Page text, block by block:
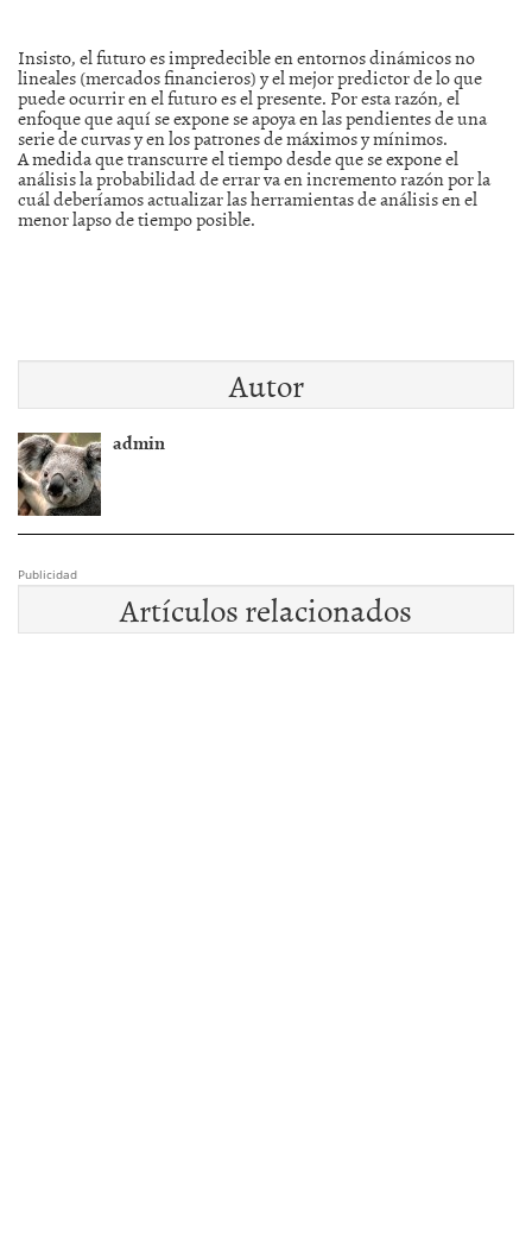
Insisto, el futuro es impredecible en entornos dinámicos no
lineales (mercados financieros) y el mejor predictor de lo que
puede ocurrir en el futuro es el presente. Por esta razón, el
enfoque que aquí se expone se apoya en las pendientes de una
serie de curvas y en los patrones de máximos y mínimos.
A medida que transcurre el tiempo desde que se expone el
análisis la probabilidad de errar va en incremento razón por la
cuál deberíamos actualizar las herramientas de análisis en el
menor lapso de tiempo posible.
Autor
admin
Publicidad
Artículos relacionados